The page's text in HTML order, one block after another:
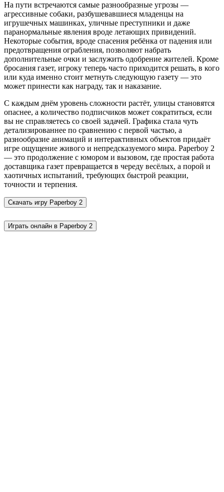
На пути встречаются самые разнообразные угрозы —
агрессивные собаки, разбушевавшиеся младенцы на
игрушечных машинках, уличные преступники и даже
паранормальные явления вроде летающих привидений.
Некоторые события, вроде спасения ребёнка от падения или
предотвращения ограбления, позволяют набрать
дополнительные очки и заслужить одобрение жителей. Кроме
бросания газет, игроку теперь часто приходится решать, в кого
или куда именно стоит метнуть следующую газету — это
может принести как награду, так и наказание.
С каждым днём уровень сложности растёт, улицы становятся
опаснее, а количество подписчиков может сократиться, если
вы не справляетесь со своей задачей. Графика стала чуть
детализированнее по сравнению с первой частью, а
разнообразие анимаций и интерактивных объектов придаёт
игре ощущение живого и непредсказуемого мира. Paperboy 2
— это продолжение с юмором и вызовом, где простая работа
доставщика газет превращается в череду весёлых, а порой и
хаотичных испытаний, требующих быстрой реакции,
точности и терпения.
Скачать игру Paperboy 2
Играть онлайн в Paperboy 2